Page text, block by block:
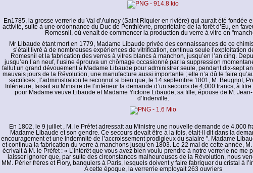
En1785, la grosse verrerie du Val d’Aulnoy (Saint Riquier en rivière) qui aurait été fondée
activité, suite à une ordonnance du Duc de Penthièvre, propriétaire de la forêt d’Eu, en
Romesnil, où venait de commencer la production du verre à vitre en
Mr Libaude étant mort en 1779, Madame Libaude privée des connaissances de ce
s’était livré à de nombreuses expériences de vitrification, continua seule l’exploitation
Romesnil et la fabrication des verres à vitres blancs à manchon, jusqu’en l’an cinq.
jusqu’en l’an neuf, l’usine éprouva un chômage occasionné par la suppression
fallut un grand dévouement à Madame Libaude pour administrer seule, pendant dix-sept
mauvais jours de la Révolution, une manufacture aussi importante ; elle n’a dû le faire
sacrifices ; l’administration le reconnut si bien que, le 14 septembre 1801, M. Beugnot,
Inférieure, faisait au Ministre de l’intérieur la demande d’un secours de 4,000 francs, à
pour Madame veuve Libaude et Madame Yictoire Libaude, sa fille, épouse de M. Jean-
d’Inderville.
En 1802, le 9 juillet , M. le Préfet adressait au Ministre une nouvelle demande de 4,000
Madame Libaude et son gendre. Ce secours devait être à la fois, était-il dit dans la
encouragement et une indemnité de l’accroissement prodigieux du salaire ". Madame
et continua la fabrication du verre à manchons jusqu’en 1803. Le 22 mai de cette année,
écrivait à M. le Préfet : « L’intérêt que vous avez bien voulu prendre à notre verrerie ne me
laisser ignorer que, par suite des circonstances malheureuses de la Révolution, nous
MM. Périer frères et Flory, banquiers à Paris, lesquels doivent y faire fabriquer du cristal à
A cette époque, la verrerrie employait 263 ouvriers